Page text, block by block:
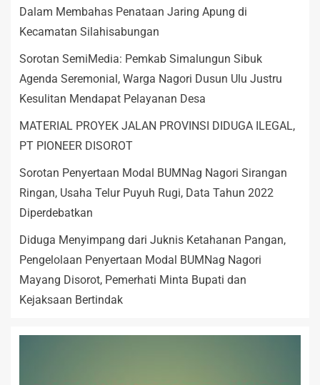
Dalam Membahas Penataan Jaring Apung di
Kecamatan Silahisabungan
Sorotan SemiMedia: Pemkab Simalungun Sibuk
Agenda Seremonial, Warga Nagori Dusun Ulu Justru
Kesulitan Mendapat Pelayanan Desa
MATERIAL PROYEK JALAN PROVINSI DIDUGA ILEGAL,
PT PIONEER DISOROT
Sorotan Penyertaan Modal BUMNag Nagori Sirangan
Ringan, Usaha Telur Puyuh Rugi, Data Tahun 2022
Diperdebatkan
Diduga Menyimpang dari Juknis Ketahanan Pangan,
Pengelolaan Penyertaan Modal BUMNag Nagori
Mayang Disorot, Pemerhati Minta Bupati dan
Kejaksaan Bertindak